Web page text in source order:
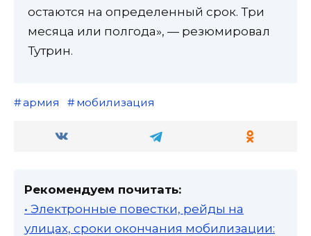
остаются на определенный срок. Три
месяца или полгода», — резюмировал
Тутрин.
армия мобилизация
Рекомендуем почитать:
• Электронные повестки, рейды на
улицах, сроки окончания мобилизации: